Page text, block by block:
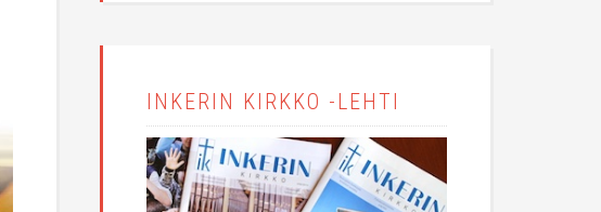
INKERIN KIRKKO -LEHTI